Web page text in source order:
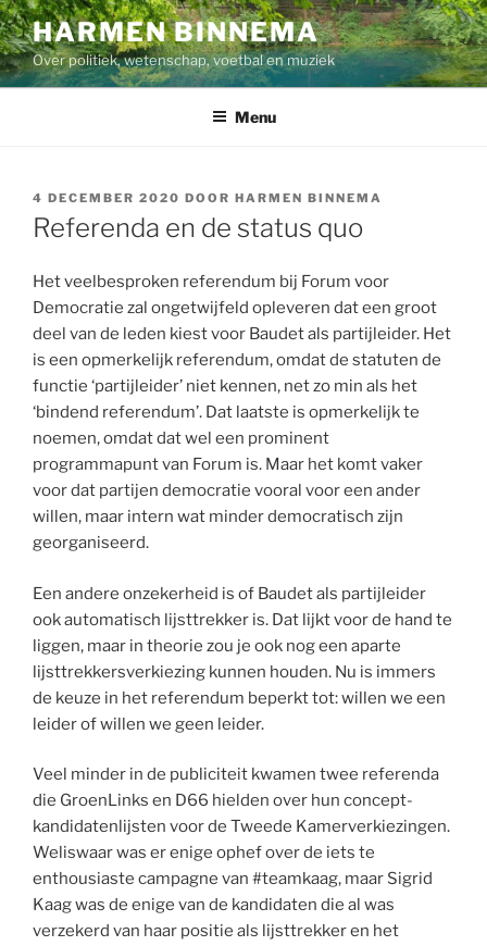
Ga
naar
de
inhoud
HARMEN BINNEMA
Over politiek, wetenschap, voetbal en muziek
Menu
GEPLAATST
OP
4 DECEMBER 2020 DOOR HARMEN BINNEMA
Referenda en de status quo
Het veelbesproken referendum bij Forum voor
Democratie zal ongetwijfeld opleveren dat een groot
deel van de leden kiest voor Baudet als partijleider. Het
is een opmerkelijk referendum, omdat de statuten de
functie ‘partijleider’ niet kennen, net zo min als het
‘bindend referendum’. Dat laatste is opmerkelijk te
noemen, omdat dat wel een prominent
programmapunt van Forum is. Maar het komt vaker
voor dat partijen democratie vooral voor een ander
willen, maar intern wat minder democratisch zijn
georganiseerd.
Een andere onzekerheid is of Baudet als partijleider
ook automatisch lijsttrekker is. Dat lijkt voor de hand te
liggen, maar in theorie zou je ook nog een aparte
lijsttrekkersverkiezing kunnen houden. Nu is immers
de keuze in het referendum beperkt tot: willen we een
leider of willen we geen leider.
Veel minder in de publiciteit kwamen twee referenda
die GroenLinks en D66 hielden over hun concept-
kandidatenlijsten voor de Tweede Kamerverkiezingen.
Weliswaar was er enige ophef over de iets te
enthousiaste campagne van #teamkaag, maar Sigrid
Kaag was de enige van de kandidaten die al was
verzekerd van haar positie als lijsttrekker en het